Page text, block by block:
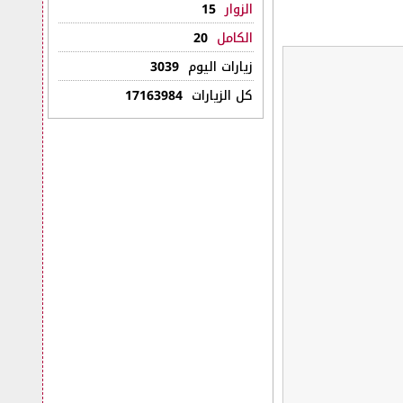
الزوار 15
الكامل 20
زيارات اليوم3039
كل الزيارات17163984